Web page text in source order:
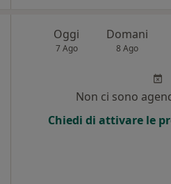
Oggi
7 Ago
Domani
8 Ago
Non ci sono
Chiedi di attivare le